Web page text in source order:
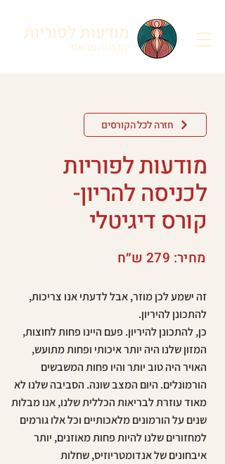
מודעות לפוריות
עם רונה מריאמי
חזרה לכל הקורסים
מודעות לפוריות
לכניסה להריון-
קורס דיגיטלי
מחיר: 279 ש״ח
זה ישמע לכן מוזר, אבל לדעתי אנו צריכות,
להתכונן להיריון.
כן, להתכונן להיריון. פעם היינו פחות לחוצות,
המזון שלנו היה יותר איכותי ופחות מתועש,
האויר היה טוב יותר והיו פחות המשבשים
הורמונלים. היום המצב שונה. הסביבה שלנו לא
מאוד עוזרת לבריאות הכללית שלנו, אנו מבלות
שנים על הורמונים מלאכותיים וכל אלו גורמים
למחזורים שלנו להיות פחות מאוזנים, יותר
איבחונים של אנדומטריוזיס, שחלות